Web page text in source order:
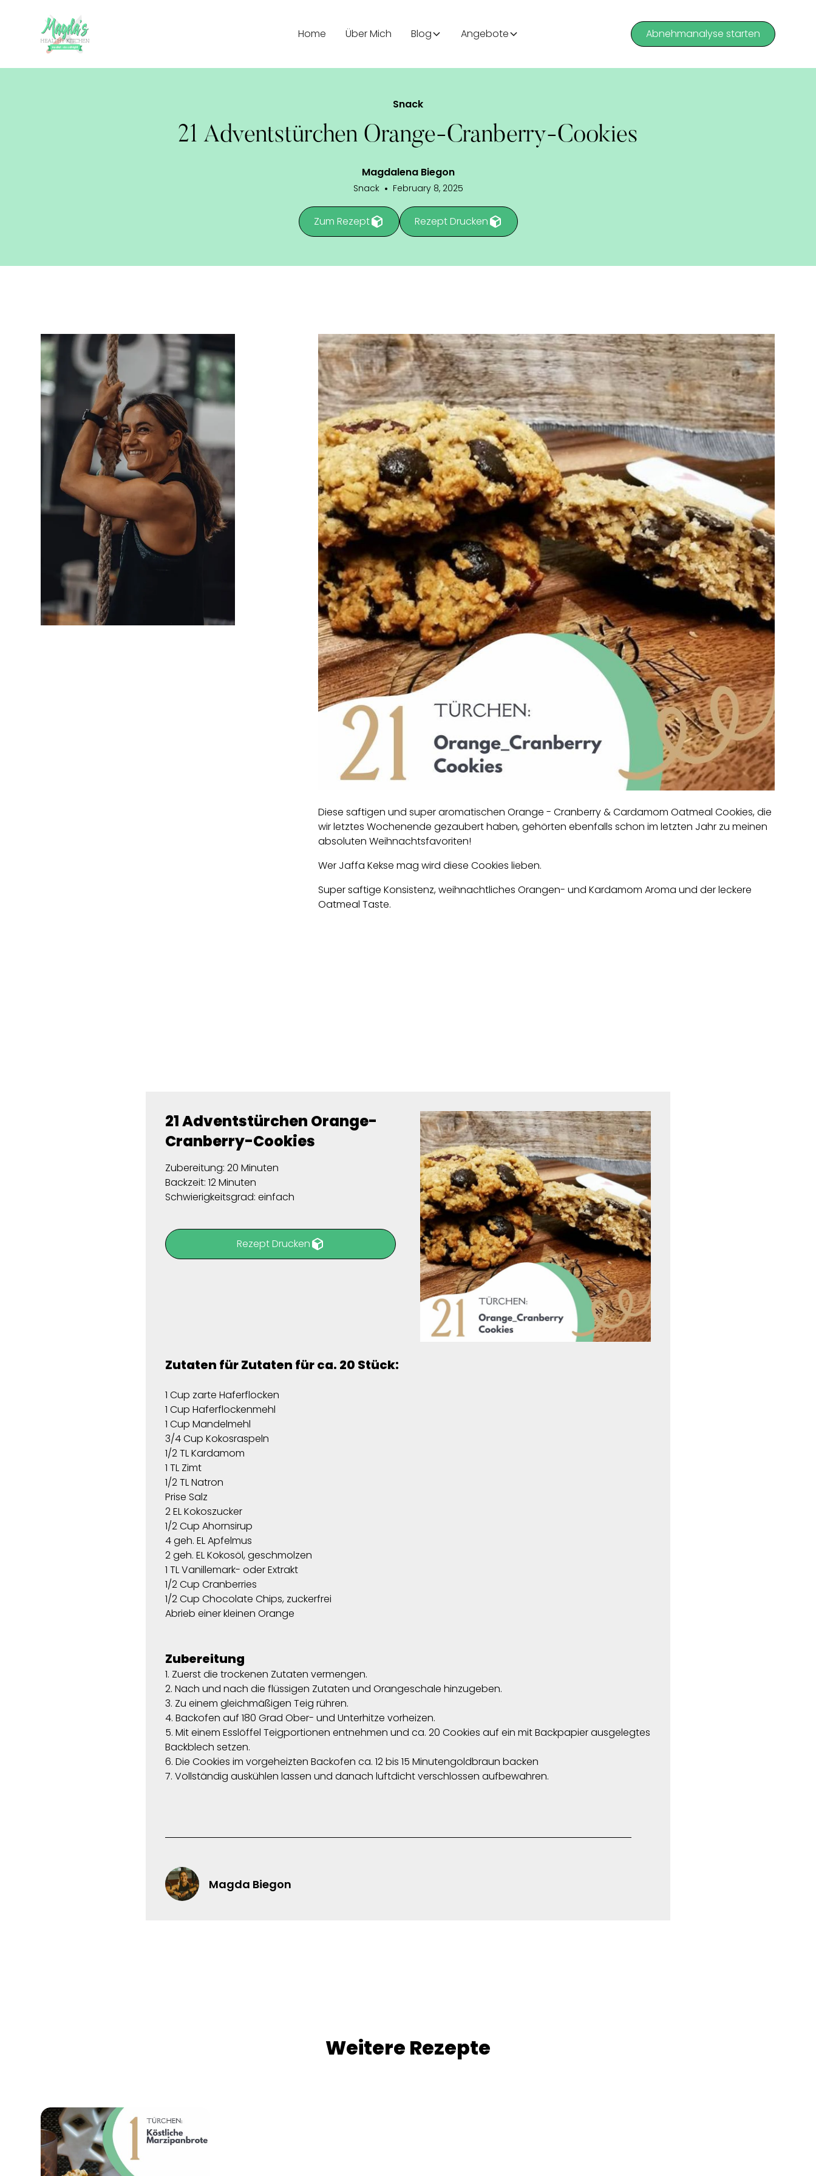
Home Über Mich Blog Angebote Abnehmanalyse starten
Snack
21 Adventstürchen Orange-Cranberry-Cookies
Magdalena Biegon
Snack • February 8, 2025
Zum Rezept Rezept Drucken
Diese saftigen und super aromatischen Orange - Cranberry & Cardamom Oatmeal Cookies, die
wir letztes Wochenende gezaubert haben, gehörten ebenfalls schon im letzten Jahr zu meinen
absoluten Weihnachtsfavoriten!
Wer Jaffa Kekse mag wird diese Cookies lieben.
Super saftige Konsistenz, weihnachtliches Orangen- und Kardamom Aroma und der leckere
Oatmeal Taste.
21 Adventstürchen Orange-
Cranberry-Cookies
Zubereitung: 20 Minuten
Backzeit: 12 Minuten
Schwierigkeitsgrad: einfach
Rezept Drucken
Zutaten fürZutaten für ca. 20 Stück:
1 Cup zarte Haferflocken
1 Cup Haferflockenmehl
1 Cup Mandelmehl
3/4 Cup Kokosraspeln
1/2 TL Kardamom
1 TL Zimt
1/2 TL Natron
Prise Salz
2 EL Kokoszucker
1/2 Cup Ahornsirup
4 geh. EL Apfelmus
2 geh. EL Kokosöl, geschmolzen
1 TL Vanillemark- oder Extrakt
1/2 Cup Cranberries
1/2 Cup Chocolate Chips, zuckerfrei
Abrieb einer kleinen Orange
Zubereitung
1. Zuerst die trockenen Zutaten vermengen.
2. Nach und nach die flüssigen Zutaten und Orangeschale hinzugeben.
3. Zu einem gleichmäßigen Teig rühren.
4. Backofen auf 180 Grad Ober- und Unterhitze vorheizen.
5. Mit einem Esslöffel Teigportionen entnehmen und ca. 20 Cookies auf ein mit Backpapier ausgelegtes
Backblech setzen.
6. Die Cookies im vorgeheizten Backofen ca. 12 bis 15 Minutengoldbraun backen
7. Vollständig auskühlen lassen und danach luftdicht verschlossen aufbewahren.
Magda Biegon
Weitere Rezepte